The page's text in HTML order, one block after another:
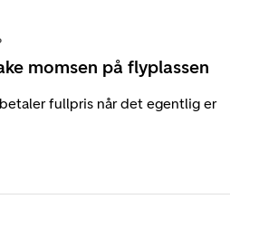
momsen på flyplassen
fullpris når det egentlig er